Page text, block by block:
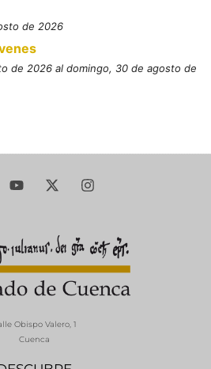
de 2026
de 2026 al domingo, 30 de agosto de
Obispo Valero, 1
Cuenca